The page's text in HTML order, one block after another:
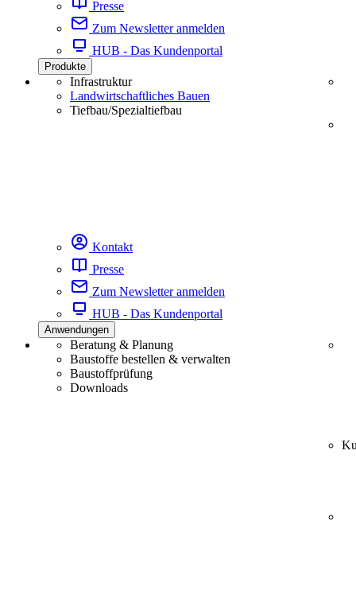
Presse
Zum Newsletter anmelden
HUB - Das Kundenportal
Produkte
Infrastruktur
Landwirtschaftliches Bauen
Tiefbau/Spezialtiefbau
Kontakt
Presse
Zum Newsletter anmelden
HUB - Das Kundenportal
Anwendungen
Beratung & Planung
Baustoffe bestellen & verwalten
Baustoffprüfung
Downloads